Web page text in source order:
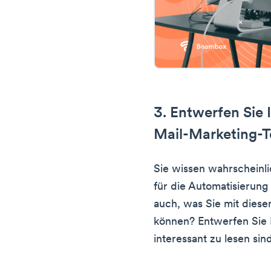
3. Entwerfen Sie
Mail-Marketing-
Sie wissen
für die
auch, was Sie mit
können? Entwerfen
interessant zu lesen